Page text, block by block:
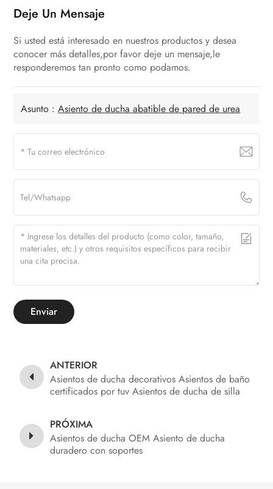
Deje Un Mensaje
Si usted está interesado en nuestros productos y desea
conocer más detalles,por favor deje un mensaje,le
responderemos tan pronto como podamos.
Asunto :Asiento de ducha abatible de pared de urea
Enviar
ANTERIOR
Asientos de ducha decorativos Asientos de baño
certificados por tuv Asientos de ducha de silla
PRÓXIMA
Asientos de ducha OEM Asiento de ducha
duradero con soportes